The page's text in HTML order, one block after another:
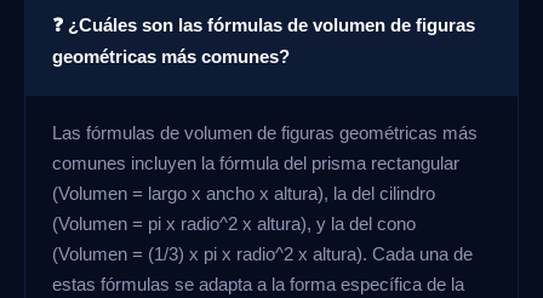
❓ ¿Cuáles son las fórmulas de volumen de figuras
geométricas más comunes?
Las fórmulas de volumen de figuras geométricas más
comunes incluyen la fórmula del prisma rectangular
(Volumen = largo x ancho x altura), la del cilindro
(Volumen = pi x radio^2 x altura), y la del cono
(Volumen = (1/3) x pi x radio^2 x altura). Cada una de
estas fórmulas se adapta a la forma específica de la